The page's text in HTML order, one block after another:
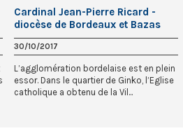
Cardinal Jean-Pierre Ricard -
diocèse de Bordeaux et Bazas
30/10/2017
L’agglomération bordelaise est en plein
essor. Dans le quartier de Ginko, l’Eglise
catholique a obtenu de la Vil...